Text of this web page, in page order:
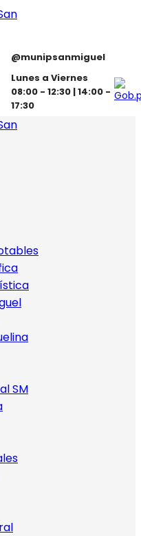
@munipsanmiguel
Lunes a Viernes
08:00 - 12:30 | 14:00 -
17:30
SM